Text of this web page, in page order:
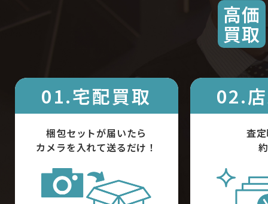
高価
買取
01.宅配買取
梱包セットが届いたら
カメラを入れて送るだけ！
02.
査